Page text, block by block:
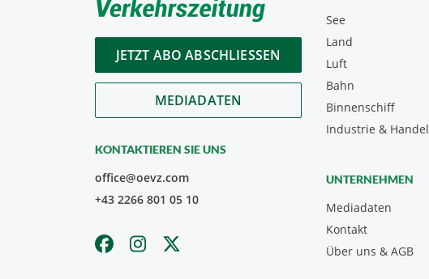
JETZT ABO ABSCHLIESSEN
MEDIADATEN
KONTAKTIEREN SIE UNS
office@oevz.com
+43 2266 801 05 10
See
Land
Luft
Bahn
Binnenschiff
Industrie & Handel
UNTERNEHMEN
Mediadaten
Kontakt
Über uns & AGB